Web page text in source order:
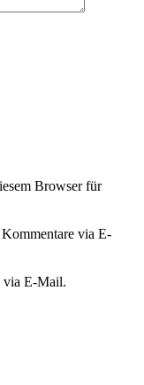
Browser für
via E-
via E-Mail.